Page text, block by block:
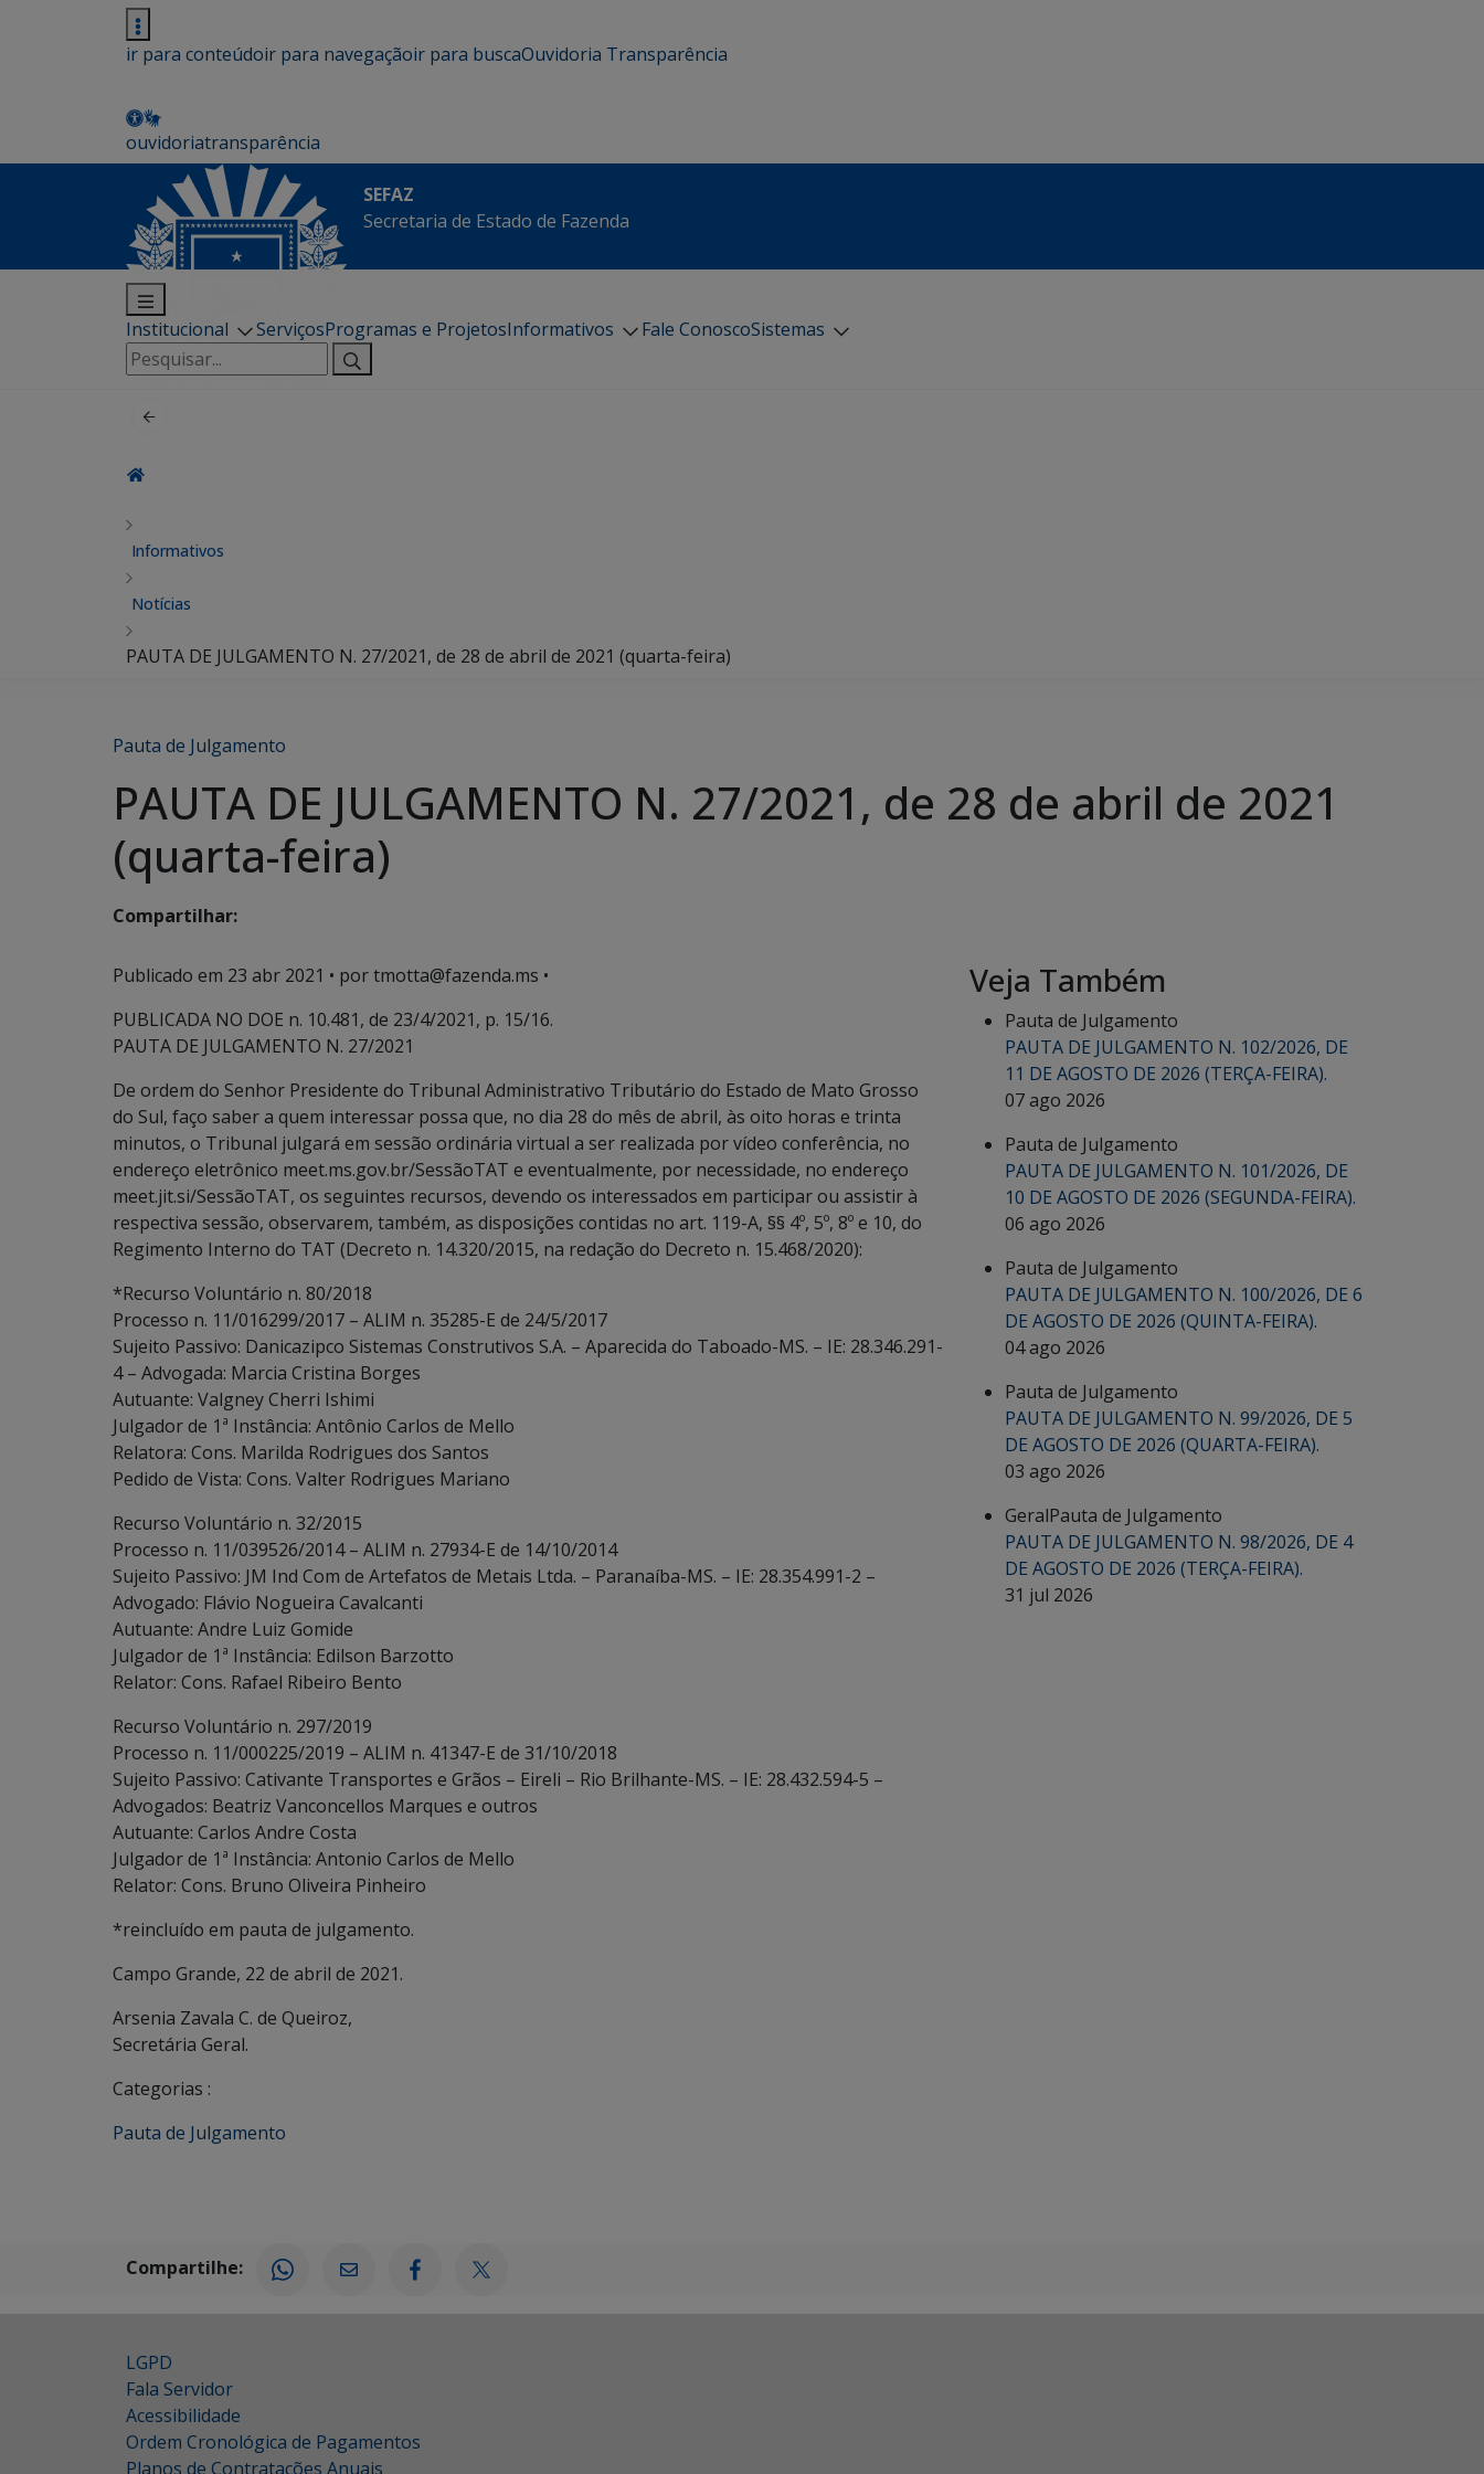
ir para conteúdoir para navegaçãoir para buscaOuvidoria Transparência
ouvidoriatransparência
SEFAZ
Secretaria de Estado de Fazenda
Institucional ServiçosProgramas e ProjetosInformativos Fale ConoscoSistemas
Pesquisar
por:
Informativos
Notícias
PAUTA DE JULGAMENTO N. 27/2021, de 28 de abril de 2021 (quarta-feira)
Pauta de Julgamento
PAUTA DE JULGAMENTO N. 27/2021, de 28 de abril de 2021
(quarta-feira)
Compartilhar:
Publicado em 23 abr 2021 • por tmotta@fazenda.ms •
PUBLICADA NO DOE n. 10.481, de 23/4/2021, p. 15/16.
PAUTA DE JULGAMENTO N. 27/2021
De ordem do Senhor Presidente do Tribunal Administrativo Tributário do Estado de Mato Grosso
do Sul, faço saber a quem interessar possa que, no dia 28 do mês de abril, às oito horas e trinta
minutos, o Tribunal julgará em sessão ordinária virtual a ser realizada por vídeo conferência, no
endereço eletrônico meet.ms.gov.br/SessãoTAT e eventualmente, por necessidade, no endereço
meet.jit.si/SessãoTAT, os seguintes recursos, devendo os interessados em participar ou assistir à
respectiva sessão, observarem, também, as disposições contidas no art. 119-A, §§ 4º, 5º, 8º e 10, do
Regimento Interno do TAT (Decreto n. 14.320/2015, na redação do Decreto n. 15.468/2020):
*Recurso Voluntário n. 80/2018
Processo n. 11/016299/2017 – ALIM n. 35285-E de 24/5/2017
Sujeito Passivo: Danicazipco Sistemas Construtivos S.A. – Aparecida do Taboado-MS. – IE: 28.346.291-
4 – Advogada: Marcia Cristina Borges
Autuante: Valgney Cherri Ishimi
Julgador de 1ª Instância: Antônio Carlos de Mello
Relatora: Cons. Marilda Rodrigues dos Santos
Pedido de Vista: Cons. Valter Rodrigues Mariano
Recurso Voluntário n. 32/2015
Processo n. 11/039526/2014 – ALIM n. 27934-E de 14/10/2014
Sujeito Passivo: JM Ind Com de Artefatos de Metais Ltda. – Paranaíba-MS. – IE: 28.354.991-2 –
Advogado: Flávio Nogueira Cavalcanti
Autuante: Andre Luiz Gomide
Julgador de 1ª Instância: Edilson Barzotto
Relator: Cons. Rafael Ribeiro Bento
Recurso Voluntário n. 297/2019
Processo n. 11/000225/2019 – ALIM n. 41347-E de 31/10/2018
Sujeito Passivo: Cativante Transportes e Grãos – Eireli – Rio Brilhante-MS. – IE: 28.432.594-5 –
Advogados: Beatriz Vanconcellos Marques e outros
Autuante: Carlos Andre Costa
Julgador de 1ª Instância: Antonio Carlos de Mello
Relator: Cons. Bruno Oliveira Pinheiro
*reincluído em pauta de julgamento.
Campo Grande, 22 de abril de 2021.
Arsenia Zavala C. de Queiroz,
Secretária Geral.
Categorias :
Pauta de Julgamento
Veja Também
Pauta de Julgamento
PAUTA DE JULGAMENTO N. 102/2026, DE
11 DE AGOSTO DE 2026 (TERÇA-FEIRA).
07 ago 2026
Pauta de Julgamento
PAUTA DE JULGAMENTO N. 101/2026, DE
10 DE AGOSTO DE 2026 (SEGUNDA-FEIRA).
06 ago 2026
Pauta de Julgamento
PAUTA DE JULGAMENTO N. 100/2026, DE 6
DE AGOSTO DE 2026 (QUINTA-FEIRA).
04 ago 2026
Pauta de Julgamento
PAUTA DE JULGAMENTO N. 99/2026, DE 5
DE AGOSTO DE 2026 (QUARTA-FEIRA).
03 ago 2026
GeralPauta de Julgamento
PAUTA DE JULGAMENTO N. 98/2026, DE 4
DE AGOSTO DE 2026 (TERÇA-FEIRA).
31 jul 2026
Compartilhe:
LGPD
Fala Servidor
Acessibilidade
Ordem Cronológica de Pagamentos
Planos de Contratações Anuais